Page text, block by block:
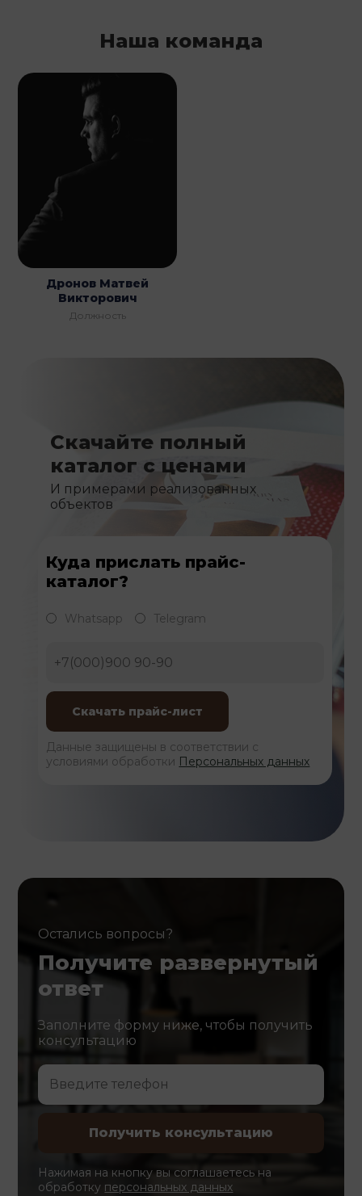
Наша команда
Дронов Матвей
Викторович
Должность
Скачайте полный
каталог с ценами
И примерами реализованных
объектов
Куда прислать прайс-
каталог?
Whatsapp Telegram
Данные защищены в соответствии с
условиями обработки Персональных данных
Остались вопросы?
Получите развернутый
ответ
Заполните форму ниже, чтобы получить
консультацию
Нажимая на кнопку вы соглашаетесь на
обработку персональных данных